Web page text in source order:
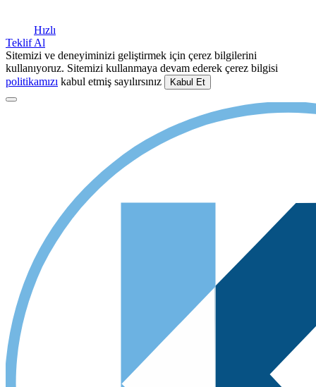
Hızlı
Teklif Al
Sitemizi ve deneyiminizi geliştirmek için çerez bilgilerini
kullanıyoruz. Sitemizi kullanmaya devam ederek çerez bilgisi
politikamızı kabul etmiş sayılırsınız